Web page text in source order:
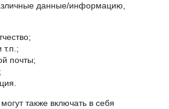
данные/информацию,
т.п.;
почты;
также включать в себя